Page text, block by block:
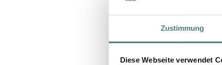
Zustimmung
Diese Webseite verwendet